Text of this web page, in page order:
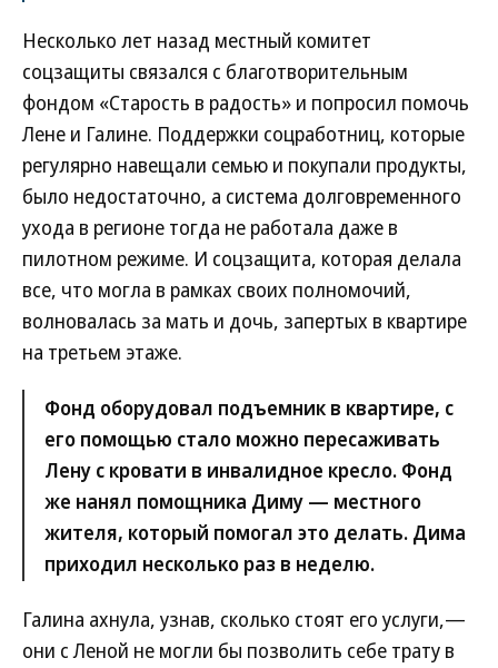
Несколько лет назад местный комитет
соцзащиты связался с благотворительным
фондом «Старость в радость» и попросил помочь
Лене и Галине. Поддержки соцработниц, которые
регулярно навещали семью и покупали продукты,
было недостаточно, а система долговременного
ухода в регионе тогда не работала даже в
пилотном режиме. И соцзащита, которая делала
все, что могла в рамках своих полномочий,
волновалась за мать и дочь, запертых в квартире
на третьем этаже.
Фонд оборудовал подъемник в квартире, с
его помощью стало можно пересаживать
Лену с кровати в инвалидное кресло. Фонд
же нанял помощника Диму — местного
жителя, который помогал это делать. Дима
приходил несколько раз в неделю.
Галина ахнула, узнав, сколько стоят его услуги,—
они с Леной не могли бы позволить себе трату в